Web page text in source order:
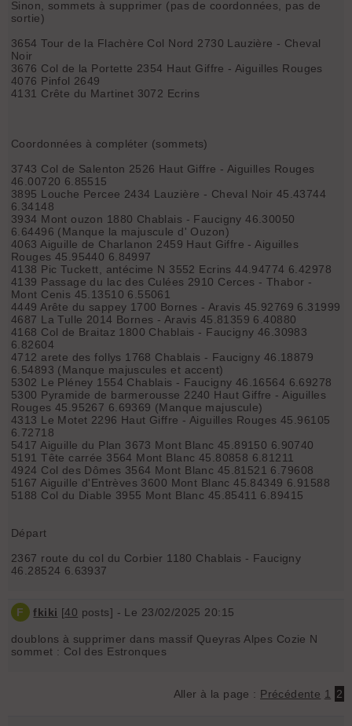
Sinon, sommets à supprimer (pas de coordonnées, pas de
sortie)
3654 Tour de la Flachère Col Nord 2730 Lauzière - Cheval
Noir
3676 Col de la Portette 2354 Haut Giffre - Aiguilles Rouges
4076 Pinfol 2649
4131 Crête du Martinet 3072 Ecrins
Coordonnées à compléter (sommets)
3743 Col de Salenton 2526 Haut Giffre - Aiguilles Rouges
46.00720 6.85515
3895 Louche Percee 2434 Lauzière - Cheval Noir 45.43744
6.34148
3934 Mont ouzon 1880 Chablais - Faucigny 46.30050
6.64496 (Manque la majuscule d' Ouzon)
4063 Aiguille de Charlanon 2459 Haut Giffre - Aiguilles
Rouges 45.95440 6.84997
4138 Pic Tuckett, antécime N 3552 Ecrins 44.94774 6.42978
4139 Passage du lac des Culées 2910 Cerces - Thabor -
Mont Cenis 45.13510 6.55061
4449 Arête du sappey 1700 Bornes - Aravis 45.92769 6.31999
4687 La Tulle 2014 Bornes - Aravis 45.81359 6.40880
4168 Col de Braitaz 1800 Chablais - Faucigny 46.30983
6.82604
4712 arete des follys 1768 Chablais - Faucigny 46.18879
6.54893 (Manque majuscules et accent)
5302 Le Pléney 1554 Chablais - Faucigny 46.16564 6.69278
5300 Pyramide de barmerousse 2240 Haut Giffre - Aiguilles
Rouges 45.95267 6.69369 (Manque majuscule)
4313 Le Motet 2296 Haut Giffre - Aiguilles Rouges 45.96105
6.72718
5417 Aiguille du Plan 3673 Mont Blanc 45.89150 6.90740
5191 Tête carrée 3564 Mont Blanc 45.80858 6.81211
4924 Col des Dômes 3564 Mont Blanc 45.81521 6.79608
5167 Aiguille d'Entrèves 3600 Mont Blanc 45.84349 6.91588
5188 Col du Diable 3955 Mont Blanc 45.85411 6.89415
Départ
2367 route du col du Corbier 1180 Chablais - Faucigny
46.28524 6.63937
F fkiki [40 posts] - Le 23/02/2025 20:15
doublons à supprimer dans massif Queyras Alpes Cozie N
sommet : Col des Estronques
Aller à la page : Précédente 1 2